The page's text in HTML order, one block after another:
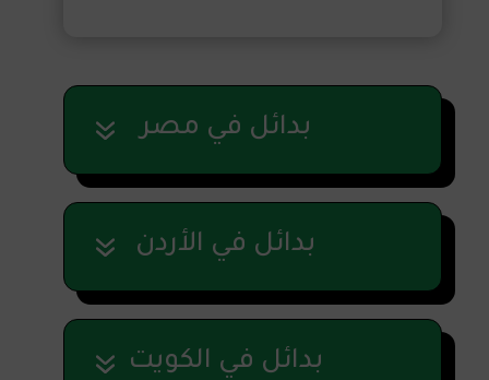
بدائل في مصر
بدائل في الأردن
بدائل في الكويت